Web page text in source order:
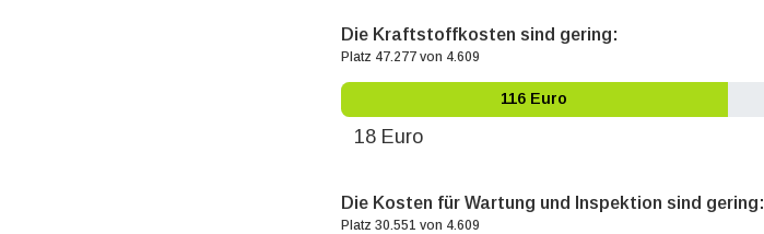
Die Kraftstoffkosten sind gering:
Platz 47.277 von 4.609
116 Euro
18 Euro
Die Kosten für Wartung und Inspektion sind gering:
Platz 30.551 von 4.609